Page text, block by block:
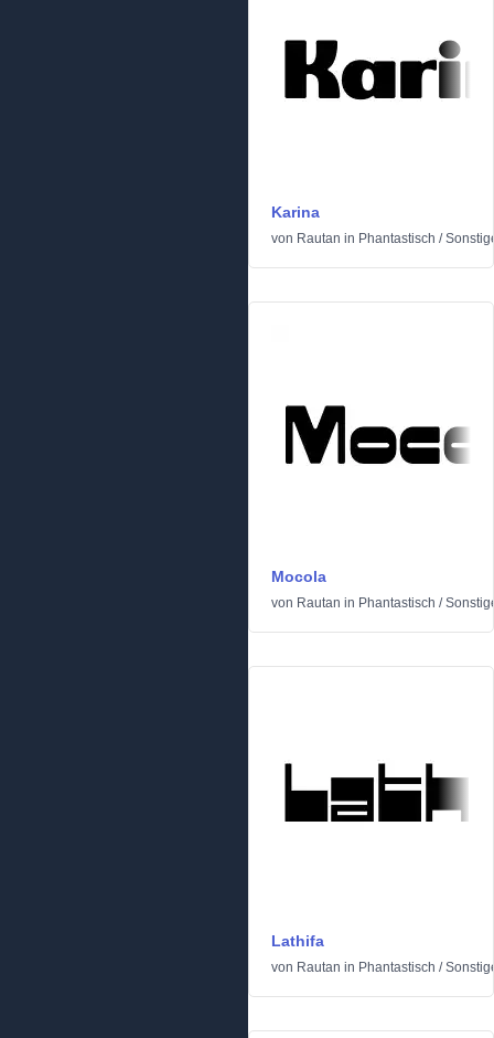
Karina
von Rautan in Phantastisch /
Mocola
von Rautan in Phantastisch /
Lathifa
von Rautan in Phantastisch /